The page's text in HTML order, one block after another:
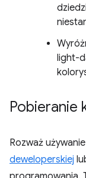
light-
Pobieranie
Rozważ
deweloperskiej